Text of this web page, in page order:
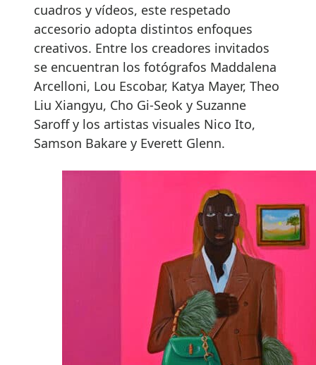
cuadros y vídeos, este respetado
accesorio adopta distintos enfoques
creativos. Entre los creadores invitados
se encuentran los fotógrafos Maddalena
Arcelloni, Lou Escobar, Katya Mayer, Theo
Liu Xiangyu, Cho Gi-Seok y Suzanne
Saroff y los artistas visuales Nico Ito,
Samson Bakare y Everett Glenn.